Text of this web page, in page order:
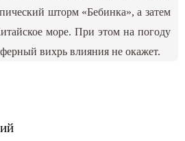
шторм «Бебинка», а затем
море. При этом на погоду
вихрь влияния не окажет.